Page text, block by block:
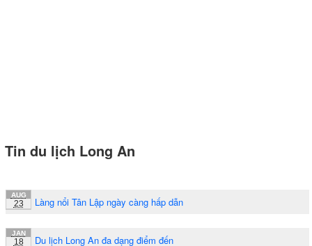
Tin du lịch Long An
AUG
23 Làng nổi Tân Lập ngày càng hấp dẫn
JAN
18 Du lịch Long An đa dạng điểm đến